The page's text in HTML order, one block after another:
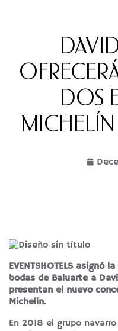
DOS
MICHELÍN
EVENTSHOTELS asignó
bodas de Baluarte a
presentan el nuevo
Michelín.
En 2018 el grupo navarro